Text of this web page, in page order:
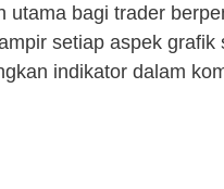
utama bagi trader
setiap aspek grafik
indikator dalam